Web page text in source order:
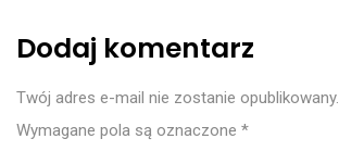
Dodaj komentarz
Twój adres e-mail nie zostanie opublikowany.
Wymagane pola są oznaczone *